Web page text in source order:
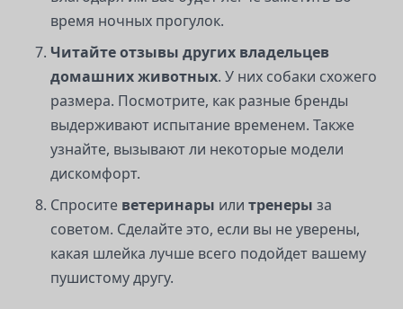
время ночных прогулок.
Читайте отзывы других владельцев
домашних животных. У них собаки схожего
размера. Посмотрите, как разные бренды
выдерживают испытание временем. Также
узнайте, вызывают ли некоторые модели
дискомфорт.
Спросите ветеринары или тренеры за
советом. Сделайте это, если вы не уверены,
какая шлейка лучше всего подойдет вашему
пушистому другу.